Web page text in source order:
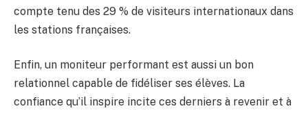
compte tenu des 29 % de visiteurs internationaux dans
les stations françaises.
Enfin, un moniteur performant est aussi un bon
relationnel capable de fidéliser ses élèves. La
confiance qu’il inspire incite ces derniers à revenir et à